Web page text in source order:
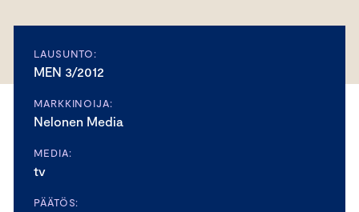
LAUSUNTO:
MEN 3/2012
MARKKINOIJA:
Nelonen Media
MEDIA:
tv
PÄÄTÖS: